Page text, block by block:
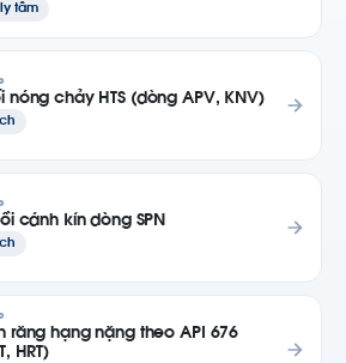
tâm
nóng chảy HTS (dòng APV, KNV)
cánh kín dòng SPN
răng hạng nặng theo API 676
HRT)